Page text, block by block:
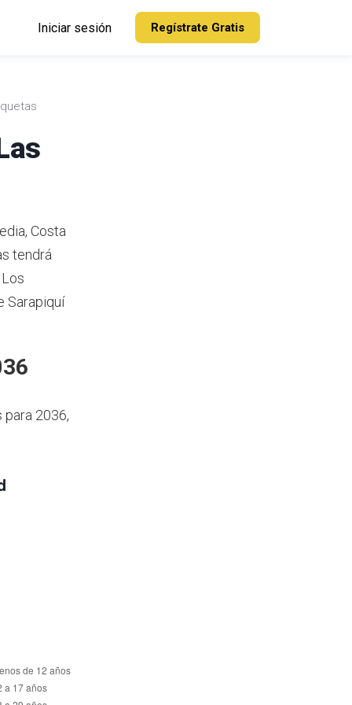
Iniciar sesión Regístrate Gratis
Costa
tendrá
Sarapiquí
2036,